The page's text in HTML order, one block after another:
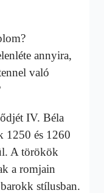
annyira,
való
IV. Béla
1250 és 1260
A törökök
a romjain
stílusban.